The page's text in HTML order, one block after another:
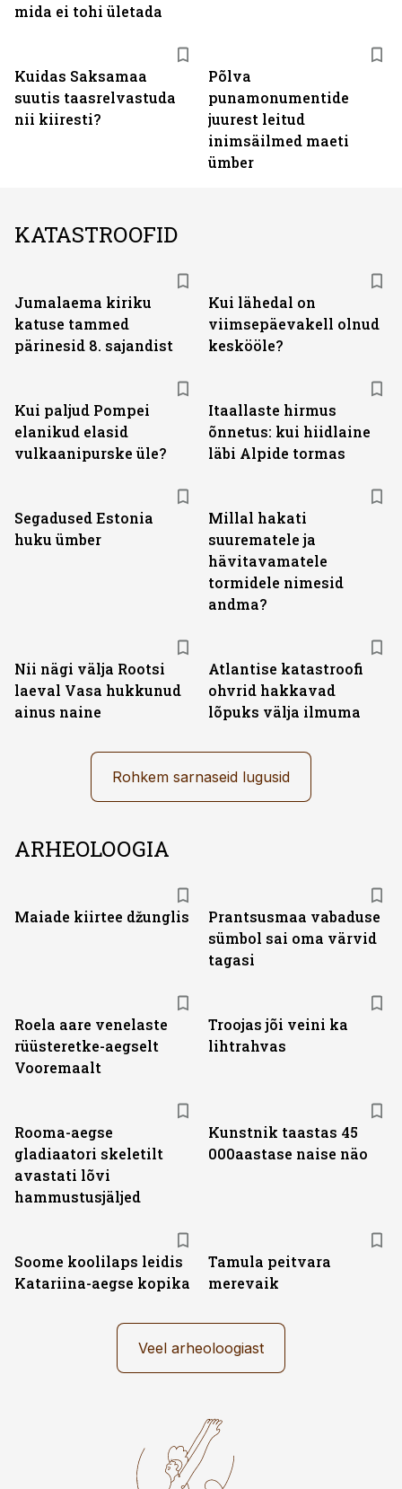
mida ei tohi ületada
Kuidas Saksamaa
suutis taasrelvastuda
nii kiiresti?
Põlva
punamonumentide
juurest leitud
inimsäilmed maeti
ümber
KATASTROOFID
Jumalaema kiriku
katuse tammed
pärinesid 8. sajandist
Kui lähedal on
viimsepäevakell olnud
keskööle?
Kui paljud Pompei
elanikud elasid
vulkaanipurske üle?
Itaallaste hirmus
õnnetus: kui hiidlaine
läbi Alpide tormas
Segadused Estonia
huku ümber
Millal hakati
suurematele ja
hävitavamatele
tormidele nimesid
andma?
Nii nägi välja Rootsi
laeval Vasa hukkunud
ainus naine
Atlantise katastroofi
ohvrid hakkavad
lõpuks välja ilmuma
Rohkem sarnaseid lugusid
ARHEOLOOGIA
Maiade kiirtee džunglis
Prantsusmaa vabaduse
sümbol sai oma värvid
tagasi
Roela aare venelaste
rüüsteretke-aegselt
Vooremaalt
Troojas jõi veini ka
lihtrahvas
Rooma-aegse
gladiaatori skeletilt
avastati lõvi
hammustusjäljed
Kunstnik taastas 45
000aastase naise näo
Soome koolilaps leidis
Katariina-aegse kopika
Tamula peitvara
merevaik
Veel arheoloogiast